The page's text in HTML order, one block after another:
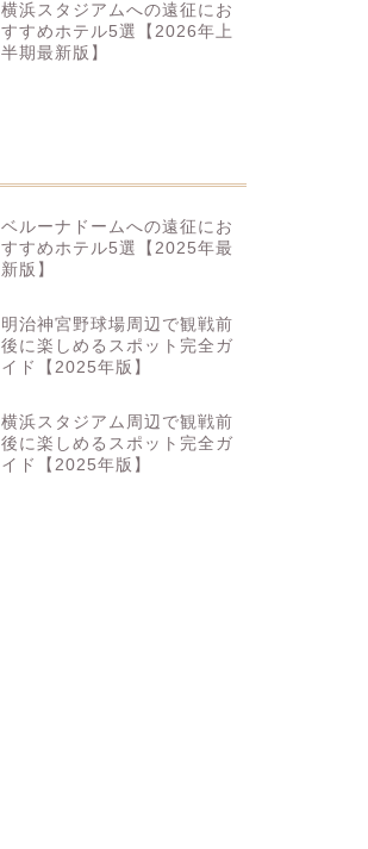
横浜スタジアムへの遠征にお
すすめホテル5選【2026年上
半期最新版】
ベルーナドームへの遠征にお
すすめホテル5選【2025年最
新版】
明治神宮野球場周辺で観戦前
後に楽しめるスポット完全ガ
イド【2025年版】
横浜スタジアム周辺で観戦前
後に楽しめるスポット完全ガ
イド【2025年版】